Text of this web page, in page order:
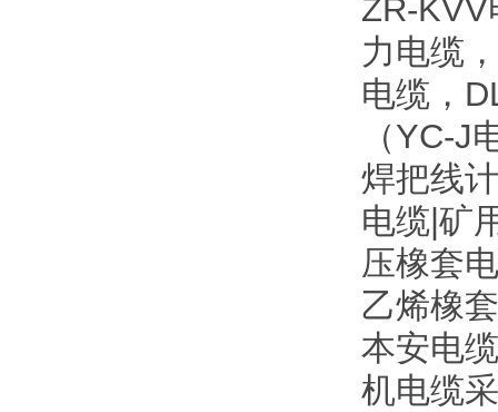
ZR-
力电缆
电缆，
（YC-
焊把线
电缆|矿
压橡套
乙烯橡
本安电
机电缆